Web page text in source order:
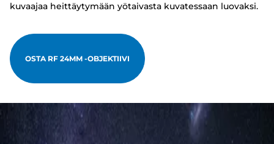
kuvaajaa heittäytymään yötaivasta kuvatessaan luovaksi.
OSTA RF 24MM -OBJEKTIIVI